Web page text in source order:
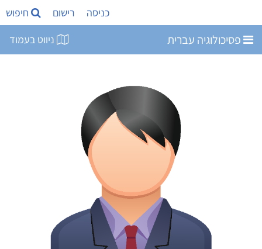
כניסה רישום חיפוש
פסיכולוגיה עברית ניווט בעמוד